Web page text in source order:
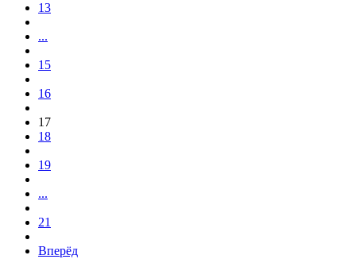
13
...
15
16
17
18
19
...
21
Вперёд